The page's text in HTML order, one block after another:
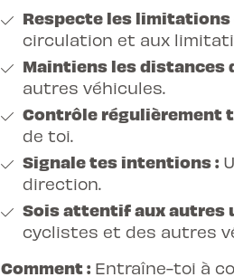
Respecte les limitations
circulation et aux
Maintiens les distances
autres véhicules.
Contrôle régulièrement
de toi.
Signale tes intentions :
direction.
Sois attentif aux autres
cyclistes et des autres
Comment : Entraîne-toi à